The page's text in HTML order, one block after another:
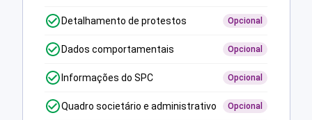
Detalhamento de protestos Opcional
Dados comportamentais Opcional
Informações do SPC Opcional
Quadro societário e administrativo Opcional